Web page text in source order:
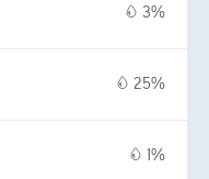
3%
25%
1%